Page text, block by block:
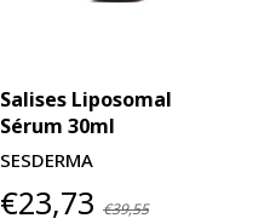
Salises Liposomal
Sérum 30ml
SESDERMA
€23,73 €39,55